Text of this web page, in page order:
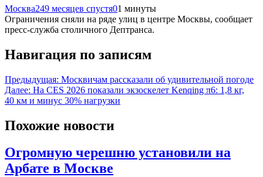
Москва249 месяцев спустя01 минуты
Ограничения сняли на ряде улиц в центре Москвы, сообщает
пресс-служба столичного Дептранса.
Навигация по записям
Предыдущая: Москвичам рассказали об удивительной погоде
Далее: На CES 2026 показали экзоскелет Kenqing π6: 1,8 кг,
40 км и минус 30% нагрузки
Похожие новости
Огромную черешню установили на
Арбате в Москве